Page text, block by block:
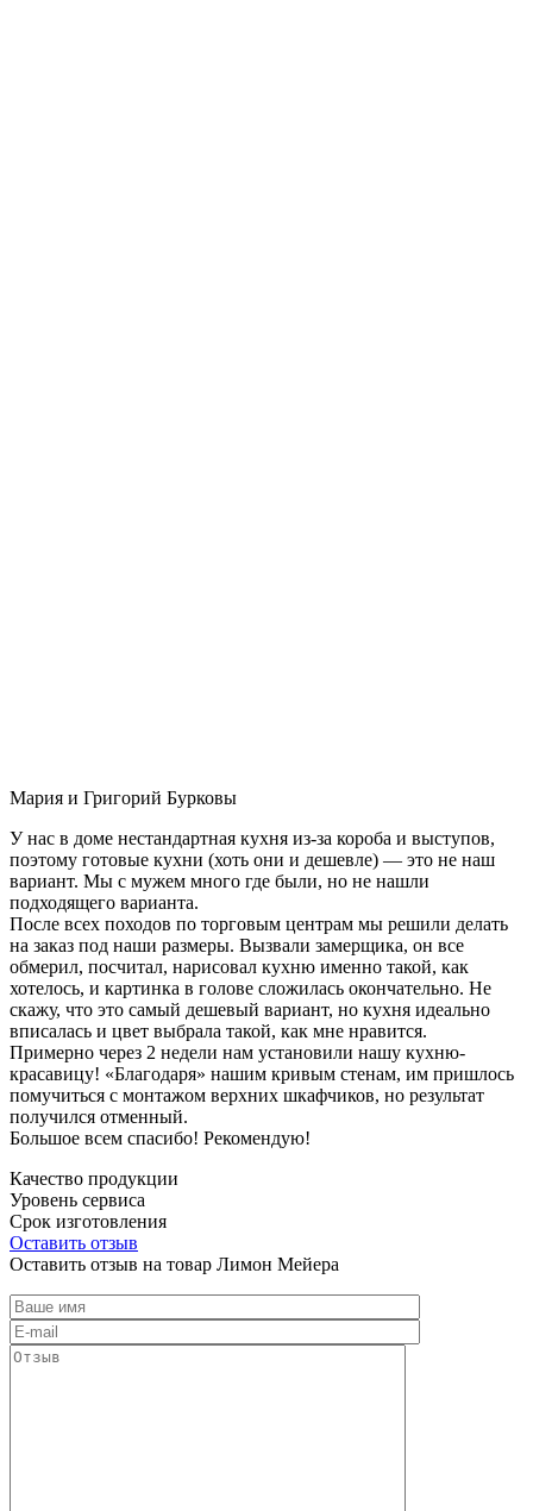
Мария и Григорий Бурковы
У нас в доме нестандартная кухня из-за короба и выступов,
поэтому готовые кухни (хоть они и дешевле) — это не наш
вариант. Мы с мужем много где были, но не нашли
подходящего варианта.
После всех походов по торговым центрам мы решили делать
на заказ под наши размеры. Вызвали замерщика, он все
обмерил, посчитал, нарисовал кухню именно такой, как
хотелось, и картинка в голове сложилась окончательно. Не
скажу, что это самый дешевый вариант, но кухня идеально
вписалась и цвет выбрала такой, как мне нравится.
Примерно через 2 недели нам установили нашу кухню-
красавицу! «Благодаря» нашим кривым стенам, им пришлось
помучиться с монтажом верхних шкафчиков, но результат
получился отменный.
Большое всем спасибо! Рекомендую!
Качество продукции
Уровень сервиса
Срок изготовления
Оставить отзыв
Оставить отзыв на товар Лимон Мейера